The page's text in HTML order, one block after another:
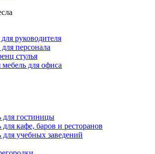
руководителя
персонала
стулья
для офиса
для гостиницы
кафе, баров и ресторанов
учебных заведений